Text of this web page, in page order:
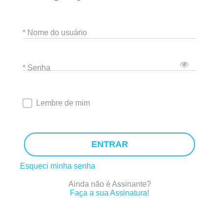
* Nome do usuário
* Senha
Lembre de mim
ENTRAR
Esqueci minha senha
Ainda não é Assinante?
Faça a sua Assinatura!